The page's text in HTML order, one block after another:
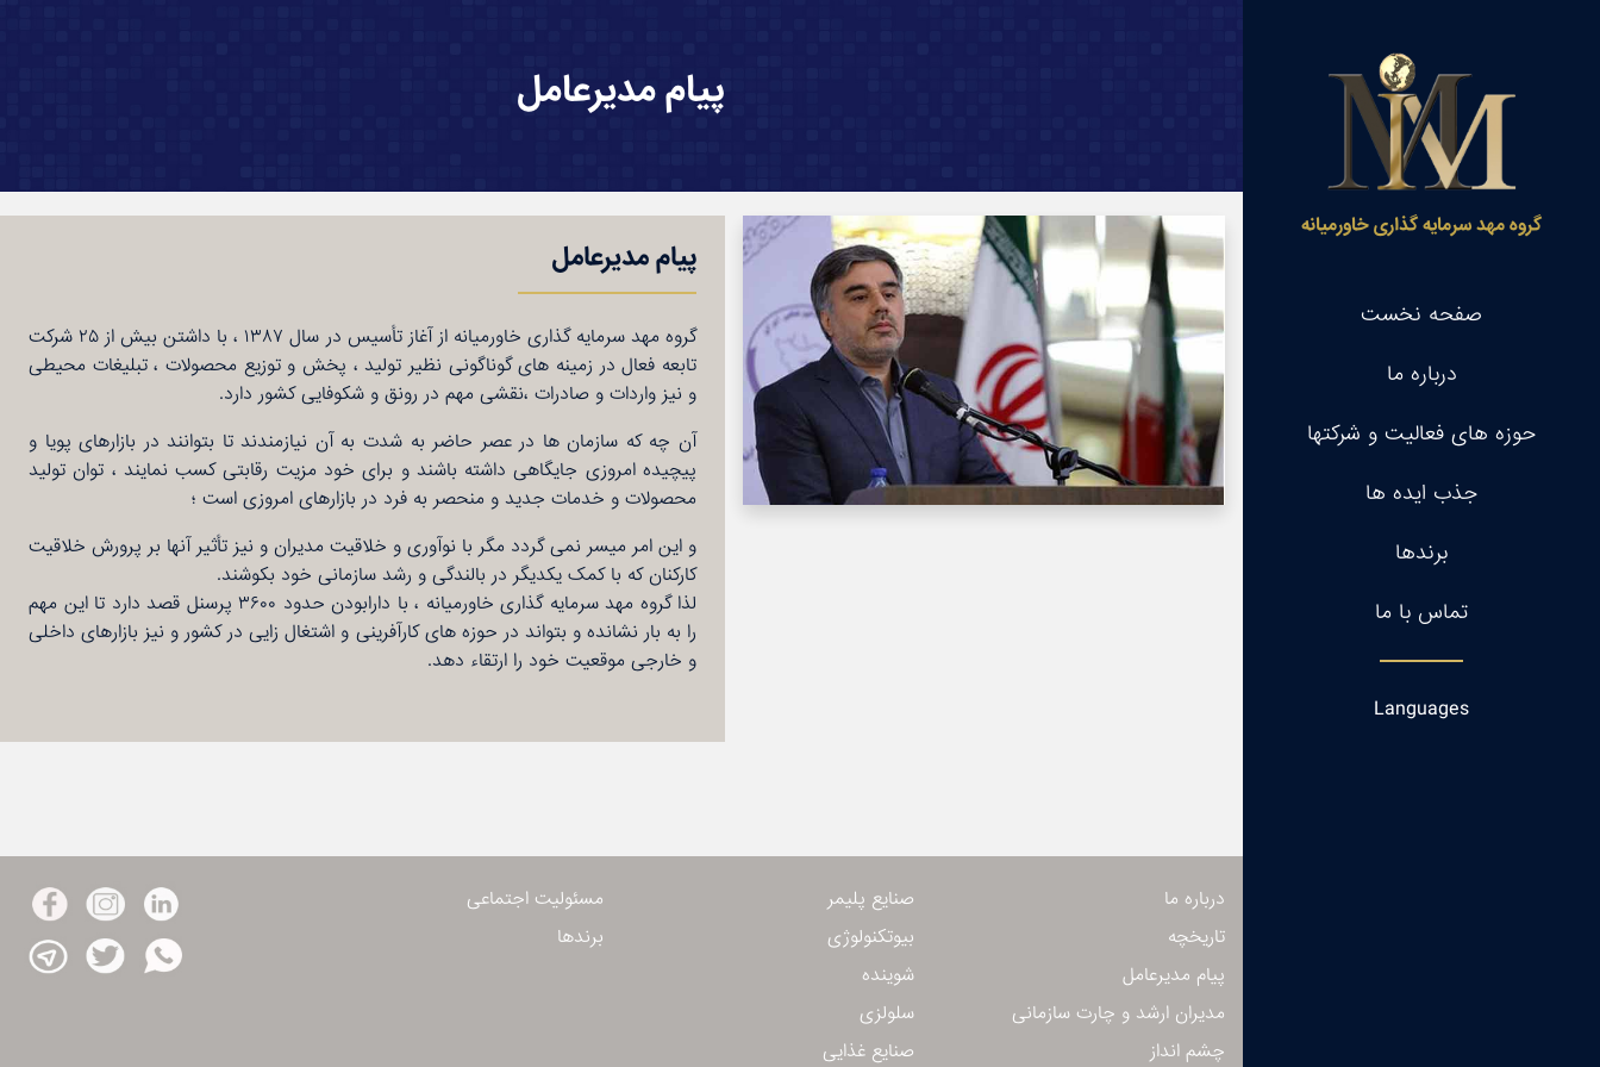
گروه مهد سرمایه گذاری خاورمیانه
صفحه نخست
درباره ما
حوزه های فعالیت و شرکتها
جذب ایده ها
برندها
تماس با ما
Languages
پیام مدیرعامل
پیام مدیرعامل
گروه مهد سرمایه گذاری خاورمیانه از آغاز تأسیس در سال ۱۳۸۷ ، با داشتن بیش از ۲۵ شرکت
تابعه فعال در زمینه های گوناگونی نظیر تولید ، پخش و توزیع محصولات ، تبلیغات محیطی
و نیز واردات و صادرات ،نقشی مهم در رونق و شکوفایی کشور دارد.
آن چه که سازمان ها در عصر حاضر به شدت به آن نیازمندند تا بتوانند در بازارهای پویا و
پیچیده امروزی جایگاهی داشته باشند و برای خود مزیت رقابتی کسب نمایند ، توان تولید
محصولات و خدمات جدید و منحصر به فرد در بازارهای امروزی است ؛
و این امر میسر نمی گردد مگر با نوآوری و خلاقیت مدیران و نیز تأثیر آنها بر پرورش خلاقیت
کارکنان که با کمک یکدیگر در بالندگی و رشد سازمانی خود بکوشند.
لذا گروه مهد سرمایه گذاری خاورمیانه ، با دارابودن حدود ۳۶۰۰ پرسنل قصد دارد تا این مهم
را به بار نشانده و بتواند در حوزه های کارآفرینی و اشتغال زایی در کشور و نیز بازارهای داخلی
و خارجی موقعیت خود را ارتقاء دهد.
درباره ما
تاریخچه
پیام مدیرعامل
مدیران ارشد و چارت سازمانی
چشم انداز
صنایع پلیمر
بیوتكنولوژی
شوینده
سلولزی
صنایع غذایی
مسئولیت اجتماعی
برندها